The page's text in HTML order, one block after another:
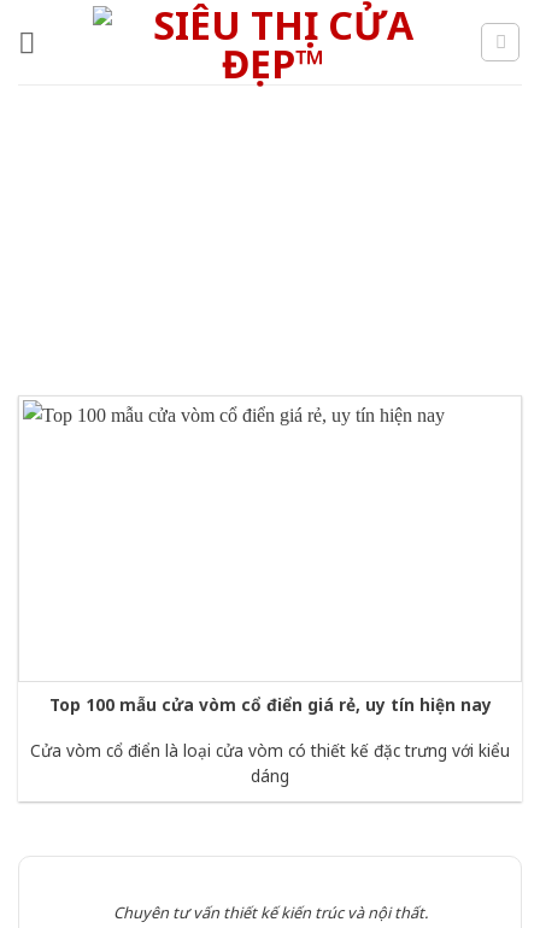
Top 100 mẫu cửa vòm cổ điển giá rẻ, uy tín hiện nay
Cửa vòm cổ điển là loại cửa vòm có thiết kế đặc trưng với kiểu
dáng
Chuyên tư vấn thiết kế kiến trúc và nội thất.